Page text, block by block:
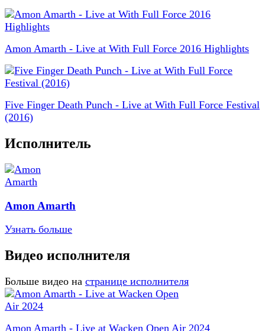
Amon Amarth - Live at With Full Force 2016 Highlights
Five Finger Death Punch - Live at With Full Force Festival
(2016)
Исполнитель
Amon Amarth
Узнать больше
Видео исполнителя
Больше видео на странице исполнителя
Amon Amarth - Live at Wacken Open Air 2024